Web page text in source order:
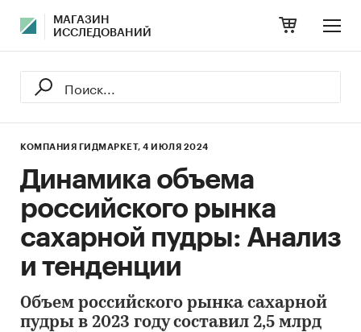
МАГАЗИН
ИССЛЕДОВАНИЙ
КОМПАНИЯ ГИДМАРКЕТ, 4 ИЮЛЯ 2024
Динамика объема
российского рынка
сахарной пудры: Анализ
и тенденции
Объем российского рынка сахарной
пудры в 2023 году составил 2,5 млрд